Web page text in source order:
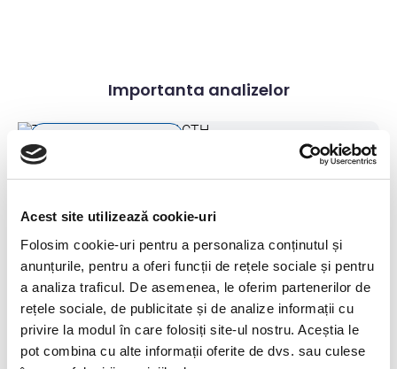
Acest site utilizează cookie-uri
Folosim cookie-uri pentru a personaliza conținutul și
anunțurile, pentru a oferi funcții de rețele sociale și pentru
a analiza traficul. De asemenea, le oferim partenerilor de
rețele sociale, de publicitate și de analize informații cu
privire la modul în care folosiți site-ul nostru. Aceștia le
pot combina cu alte informații oferite de dvs. sau culese
Importanta analizelor
Testul de stimulare cu ACTH
Este un test functional endocrin specific indicat in
diagnosticul sindromului Cushing si bolii Addison, precum si
in monitorizarea tratamentului specific cu trilostan
(Vetoryl®), mitotan (Lysodren®) sau ketoconazol.
Citeste mai mult